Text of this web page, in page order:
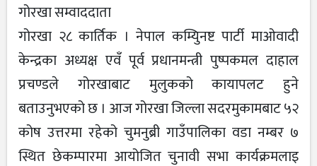
गोरखा सम्वाददाता
गोरखा २८ कार्तिक । नेपाल कम्युिनष्ट पार्टी माओवादी
केन्द्रका अध्यक्ष एवँ पूर्व प्रधानमन्त्री पुष्पकमल दाहाल
प्रचण्डले गोरखाबाट मुलुकको कायापलट हुने
बताउनुभएको छ । आज गोरखा जिल्ला सदरमुकामबाट ५२
कोष उत्तरमा रहेको चुमनुब्री गाउँपालिका वडा नम्बर ७
स्थित छेकम्पारमा आयोजित चुनावी सभा कार्यक्रमलाइ